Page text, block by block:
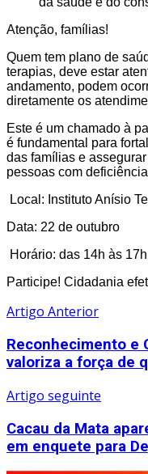
Atenção, famílias!
Quem tem plano de
terapias, deve estar
andamento, podem
diretamente os
Este é um chamado à
é fundamental para
das famílias e
pessoas com
Local: Instituto Anísio
Data: 22 de outubro
Horário: das 14h às 17h
Participe! Cidadania
Artigo Anterior
Reconhecimento e
valoriza a força de
Artigo seguinte
Cacau da Mata
em enquete para